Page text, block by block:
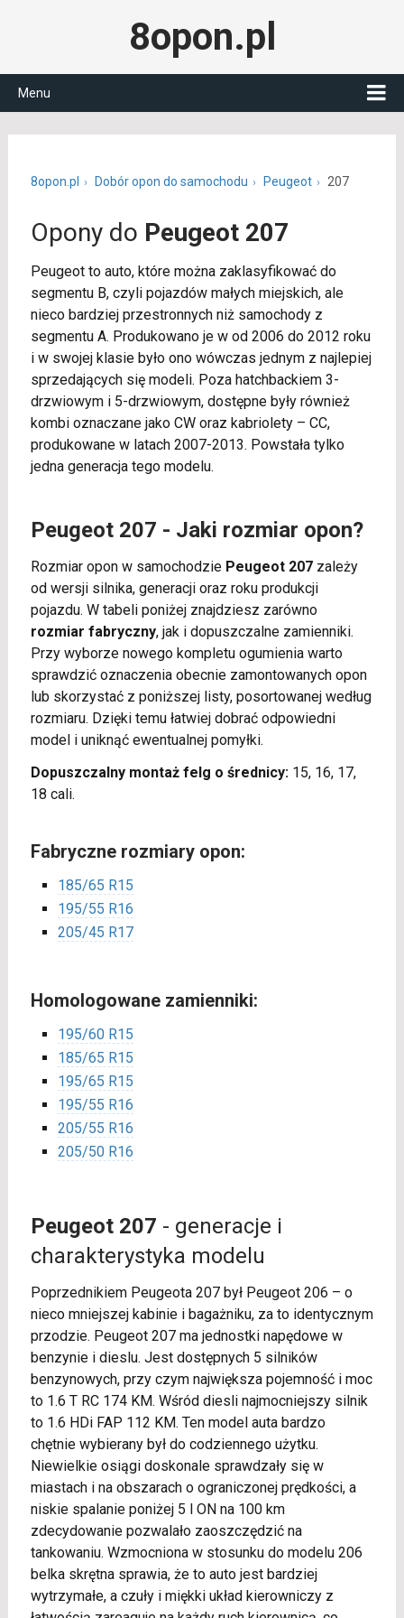
8opon.pl
Menu
8opon.pl Dobór opon do samochodu Peugeot 207
Opony do Peugeot 207
Peugeot to auto, które można zaklasyfikować do
segmentu B, czyli pojazdów małych miejskich, ale
nieco bardziej przestronnych niż samochody z
segmentu A. Produkowano je w od 2006 do 2012 roku
i w swojej klasie było ono wówczas jednym z najlepiej
sprzedających się modeli. Poza hatchbackiem 3-
drzwiowym i 5-drzwiowym, dostępne były również
kombi oznaczane jako CW oraz kabriolety – CC,
produkowane w latach 2007-2013. Powstała tylko
jedna generacja tego modelu.
Peugeot 207 - Jaki rozmiar opon?
Rozmiar opon w samochodzie Peugeot 207zależy
od wersji silnika, generacji oraz roku produkcji
pojazdu. W tabeli poniżej znajdziesz zarówno
rozmiar fabryczny, jak i dopuszczalne zamienniki.
Przy wyborze nowego kompletu ogumienia warto
sprawdzić oznaczenia obecnie zamontowanych opon
lub skorzystać z poniższej listy, posortowanej według
rozmiaru. Dzięki temu łatwiej dobrać odpowiedni
model i uniknąć ewentualnej pomyłki.
Dopuszczalny montaż felg o średnicy:15, 16, 17,
18 cali.
Fabryczne rozmiary opon:
185/65 R15
195/55 R16
205/45 R17
Homologowane zamienniki:
195/60 R15
185/65 R15
195/65 R15
195/55 R16
205/55 R16
205/50 R16
Peugeot 207 - generacje i
charakterystyka modelu
Poprzednikiem Peugeota 207 był Peugeot 206 – o
nieco mniejszej kabinie i bagażniku, za to identycznym
przodzie. Peugeot 207 ma jednostki napędowe w
benzynie i dieslu. Jest dostępnych 5 silników
benzynowych, przy czym największa pojemność i moc
to 1.6 T RC 174 KM. Wśród diesli najmocniejszy silnik
to 1.6 HDi FAP 112 KM. Ten model auta bardzo
chętnie wybierany był do codziennego użytku.
Niewielkie osiągi doskonale sprawdzały się w
miastach i na obszarach o ograniczonej prędkości, a
niskie spalanie poniżej 5 l ON na 100 km
zdecydowanie pozwalało zaoszczędzić na
tankowaniu. Wzmocniona w stosunku do modelu 206
belka skrętna sprawia, że to auto jest bardziej
wytrzymałe, a czuły i miękki układ kierowniczy z